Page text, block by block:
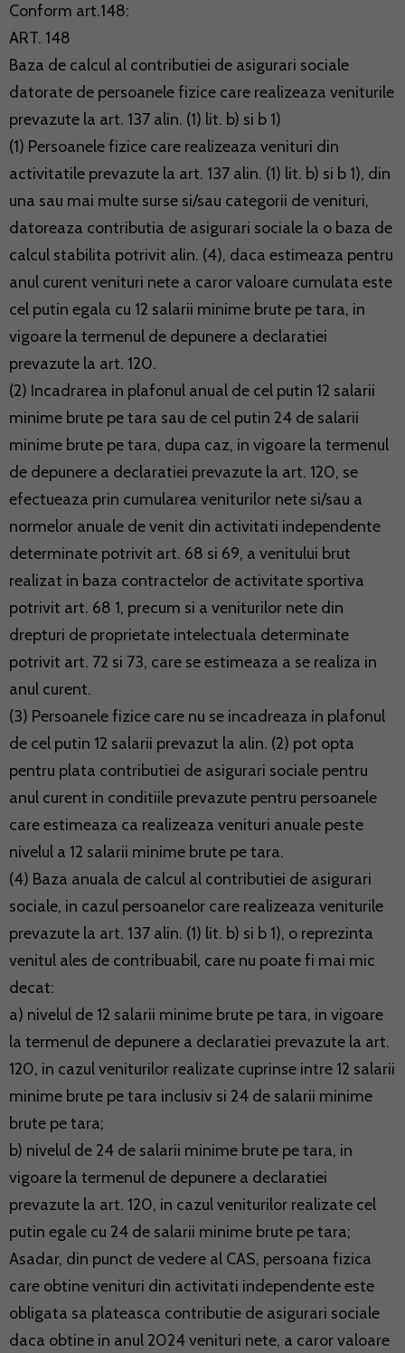
Conform art.148:
ART. 148
Baza de calcul al contributiei de asigurari sociale
datorate de persoanele fizice care realizeaza veniturile
prevazute la art. 137 alin. (1) lit. b) si b 1)
(1) Persoanele fizice care realizeaza venituri din
activitatile prevazute la art. 137 alin. (1) lit. b) si b 1), din
una sau mai multe surse si/sau categorii de venituri,
datoreaza contributia de asigurari sociale la o baza de
calcul stabilita potrivit alin. (4), daca estimeaza pentru
anul curent venituri nete a caror valoare cumulata este
cel putin egala cu 12 salarii minime brute pe tara, in
vigoare la termenul de depunere a declaratiei
prevazute la art. 120.
(2) Incadrarea in plafonul anual de cel putin 12 salarii
minime brute pe tara sau de cel putin 24 de salarii
minime brute pe tara, dupa caz, in vigoare la termenul
de depunere a declaratiei prevazute la art. 120, se
efectueaza prin cumularea veniturilor nete si/sau a
normelor anuale de venit din activitati independente
determinate potrivit art. 68 si 69, a venitului brut
realizat in baza contractelor de activitate sportiva
potrivit art. 68 1, precum si a veniturilor nete din
drepturi de proprietate intelectuala determinate
potrivit art. 72 si 73, care se estimeaza a se realiza in
anul curent.
(3) Persoanele fizice care nu se incadreaza in plafonul
de cel putin 12 salarii prevazut la alin. (2) pot opta
pentru plata contributiei de asigurari sociale pentru
anul curent in conditiile prevazute pentru persoanele
care estimeaza ca realizeaza venituri anuale peste
nivelul a 12 salarii minime brute pe tara.
(4) Baza anuala de calcul al contributiei de asigurari
sociale, in cazul persoanelor care realizeaza veniturile
prevazute la art. 137 alin. (1) lit. b) si b 1), o reprezinta
venitul ales de contribuabil, care nu poate fi mai mic
decat:
a) nivelul de 12 salarii minime brute pe tara, in vigoare
la termenul de depunere a declaratiei prevazute la art.
120, in cazul veniturilor realizate cuprinse intre 12 salarii
minime brute pe tara inclusiv si 24 de salarii minime
brute pe tara;
b) nivelul de 24 de salarii minime brute pe tara, in
vigoare la termenul de depunere a declaratiei
prevazute la art. 120, in cazul veniturilor realizate cel
putin egale cu 24 de salarii minime brute pe tara;
Asadar, din punct de vedere al CAS, persoana fizica
care obtine venituri din activitati independente este
obligata sa plateasca contributie de asigurari sociale
daca obtine in anul 2024 venituri nete, a caror valoare